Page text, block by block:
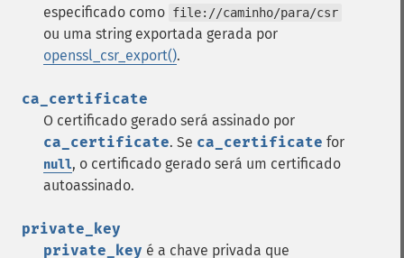
especificado como file://caminho/para/csr
ou uma string exportada gerada por
openssl_csr_export().
ca_certificate
O certificado gerado será assinado por
ca_certificate. Se ca_certificate for
null, o certificado gerado será um certificado
autoassinado.
private_key
private_key é a chave privada que